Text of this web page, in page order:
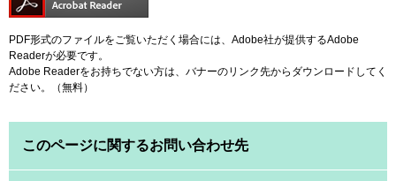
PDF形式のファイルをご覧いただく場合には、Adobe社が提供するAdobe
Readerが必要です。
Adobe Readerをお持ちでない方は、バナーのリンク先からダウンロードしてく
ださい。（無料）
このページに関するお問い合わせ先